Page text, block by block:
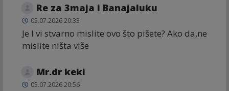
Re za 3maja i Banajaluku
05.07.2026 20:33
Je l vi stvarno mislite ovo što pišete? Ako da,ne
mislite ništa više
Mr.dr keki
05.07.2026 20:56